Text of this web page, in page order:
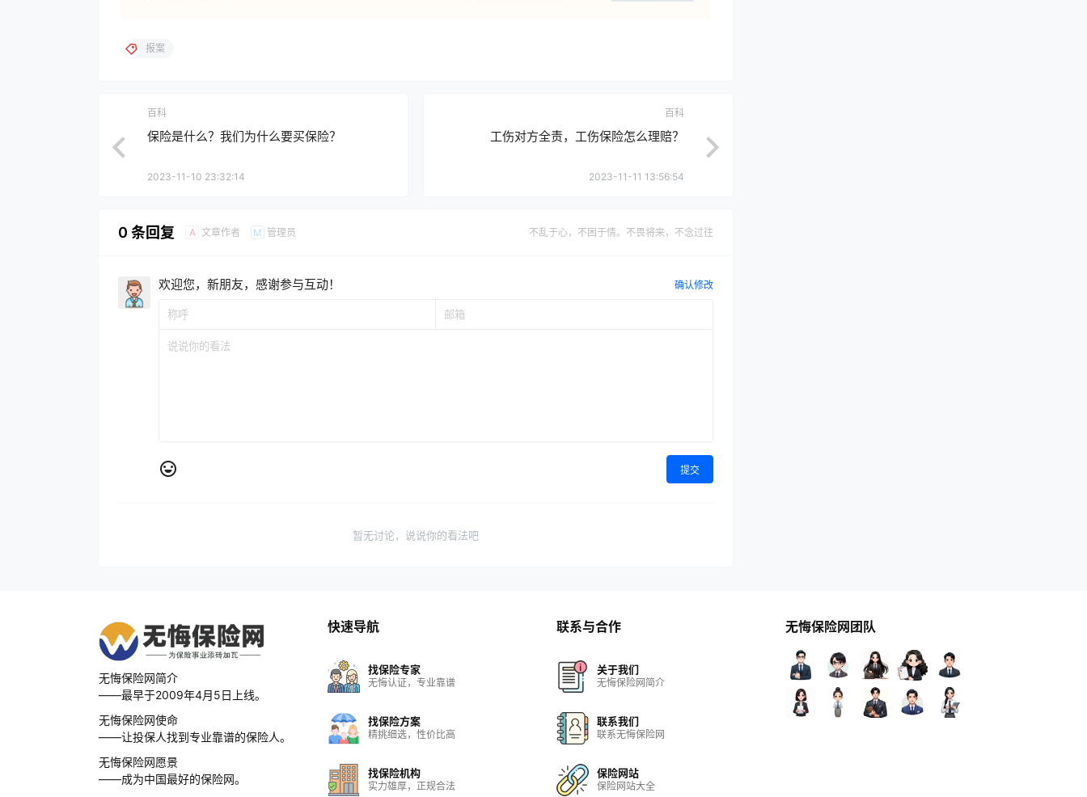
报案
百科
保险是什么？我们为什么要买保险？
2023-11-10 23:32:14
百科
工伤对方全责，工伤保险怎么理赔？
2023-11-11 13:56:54
0 条回复 A 文章作者 M 管理员 不乱于心，不困于情。不畏将来，不念过往
欢迎您，新朋友，感谢参与互动！ 确认修改
提交
暂无讨论，说说你的看法吧
无悔保险网简介
——最早于2009年4月5日上线。
无悔保险网使命
——让投保人找到专业靠谱的保险人。
无悔保险网愿景
——成为中国最好的保险网。
快速导航
找保险专家
无悔认证，专业靠谱
找保险方案
精挑细选，性价比高
找保险机构
实力雄厚，正规合法
联系与合作
关于我们
无悔保险网简介
联系我们
联系无悔保险网
保险网站
保险网站大全
无悔保险网团队